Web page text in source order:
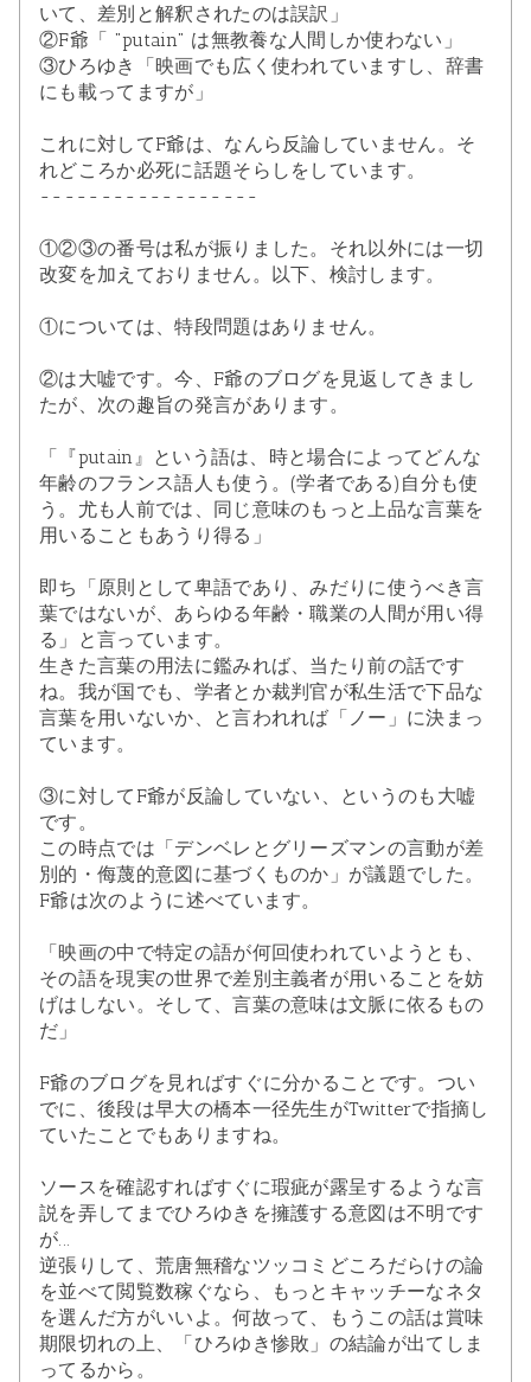
いて、差別と解釈されたのは誤訳」
②F爺「 "putain" は無教養な人間しか使わない」
③ひろゆき「映画でも広く使われていますし、辞書
にも載ってますが」
これに対してF爺は、なんら反論していません。そ
れどころか必死に話題そらしをしています。
------------------
①②③の番号は私が振りました。それ以外には一切
改変を加えておりません。以下、検討します。
①については、特段問題はありません。
②は大嘘です。今、F爺のブログを見返してきまし
たが、次の趣旨の発言があります。
「『putain』という語は、時と場合によってどんな
年齢のフランス語人も使う。(学者である)自分も使
う。尤も人前では、同じ意味のもっと上品な言葉を
用いることもあうり得る」
即ち「原則として卑語であり、みだりに使うべき言
葉ではないが、あらゆる年齢・職業の人間が用い得
る」と言っています。
生きた言葉の用法に鑑みれば、当たり前の話です
ね。我が国でも、学者とか裁判官が私生活で下品な
言葉を用いないか、と言われれば「ノー」に決まっ
ています。
③に対してF爺が反論していない、というのも大嘘
です。
この時点では「デンベレとグリーズマンの言動が差
別的・侮蔑的意図に基づくものか」が議題でした。
F爺は次のように述べています。
「映画の中で特定の語が何回使われていようとも、
その語を現実の世界で差別主義者が用いることを妨
げはしない。そして、言葉の意味は文脈に依るもの
だ」
F爺のブログを見ればすぐに分かることです。つい
でに、後段は早大の橋本一径先生がTwitterで指摘し
ていたことでもありますね。
ソースを確認すればすぐに瑕疵が露呈するような言
説を弄してまでひろゆきを擁護する意図は不明です
が...
逆張りして、荒唐無稽なツッコミどころだらけの論
を並べて閲覧数稼ぐなら、もっとキャッチーなネタ
を選んだ方がいいよ。何故って、もうこの話は賞味
期限切れの上、「ひろゆき惨敗」の結論が出てしま
ってるから。